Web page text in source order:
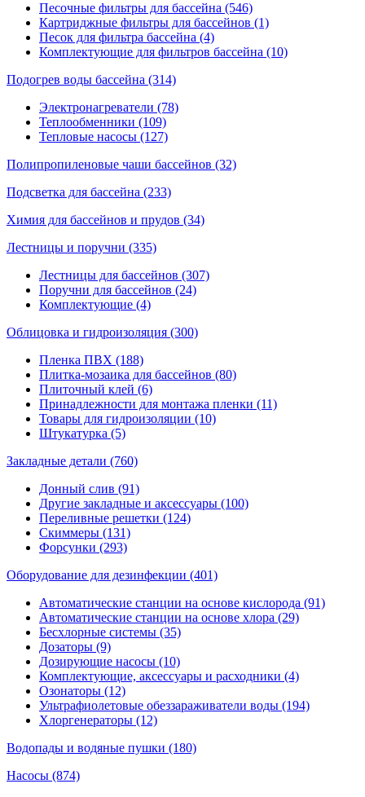
Песочные фильтры для бассейна (546)
Картриджные фильтры для бассейнов (1)
Песок для фильтра бассейна (4)
Комплектующие для фильтров бассейна (10)
Подогрев воды бассейна (314)
Электронагреватели (78)
Теплообменники (109)
Тепловые насосы (127)
Полипропиленовые чаши бассейнов (32)
Подсветка для бассейна (233)
Химия для бассейнов и прудов (34)
Лестницы и поручни (335)
Лестницы для бассейнов (307)
Поручни для бассейнов (24)
Комплектующие (4)
Облицовка и гидроизоляция (300)
Пленка ПВХ (188)
Плитка-мозаика для бассейнов (80)
Плиточный клей (6)
Принадлежности для монтажа пленки (11)
Товары для гидроизоляции (10)
Штукатурка (5)
Закладные детали (760)
Донный слив (91)
Другие закладные и аксессуары (100)
Переливные решетки (124)
Скиммеры (131)
Форсунки (293)
Оборудование для дезинфекции (401)
Автоматические станции на основе кислорода (91)
Автоматические станции на основе хлора (29)
Бесхлорные системы (35)
Дозаторы (9)
Дозирующие насосы (10)
Комплектующие, аксессуары и расходники (4)
Озонаторы (12)
Ультрафиолетовые обеззараживатели воды (194)
Хлоргенераторы (12)
Водопады и водяные пушки (180)
Насосы (874)